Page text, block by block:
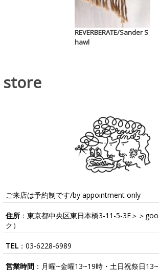
REVERBERATE/Sander S
hawl
store
ご来店は予約制です/by appointment only
住所：東京都中央区東日本橋3-11-5-3F＞＞
ク）
TEL： 03-6228-6989
営業時間：月曜~金曜13~19時・土日祝祭日